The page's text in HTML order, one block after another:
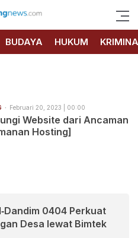
BUDAYA HUKUM
Februari 20, 2023 | 00:00
Website dari Ancaman
Hosting]
0404 Perkuat
Desa lewat Bimtek